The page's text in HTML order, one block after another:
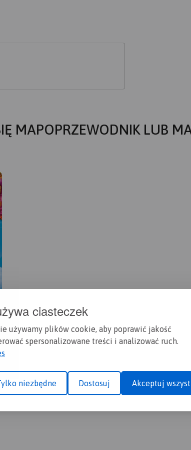
ciasteczek
używamy plików cookie, aby poprawić jakość
spersonalizowane treści i analizować ruch.
niezbędne Dostosuj Akceptuj
MAPOPRZEWODNIK LUB